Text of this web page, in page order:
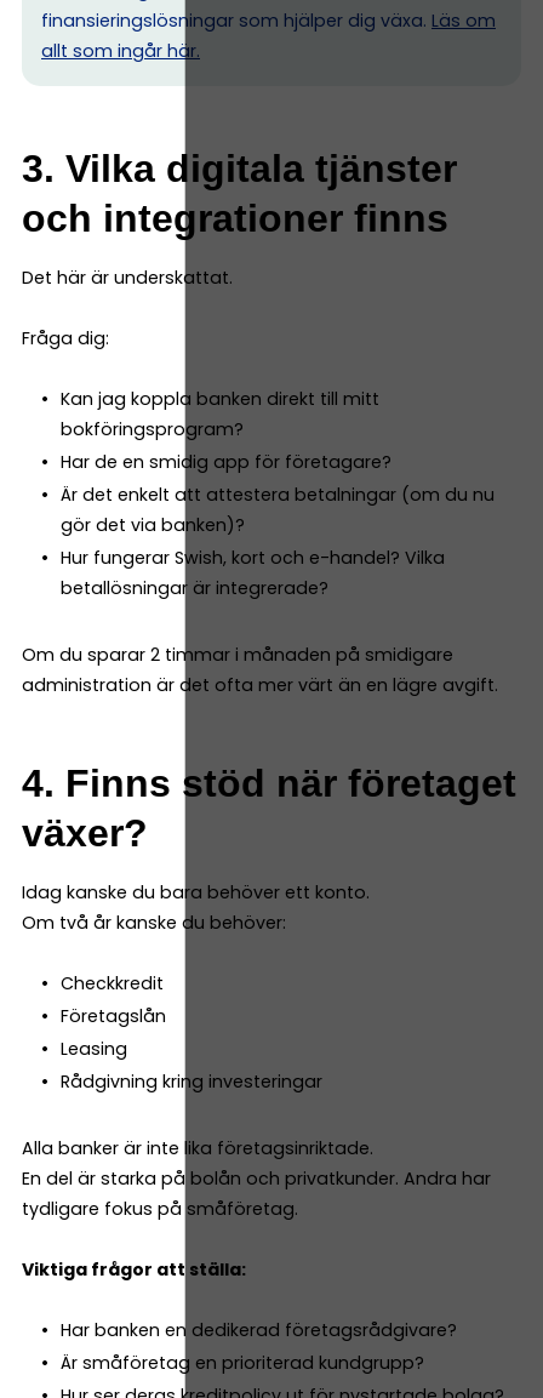
finansieringslösningar som hjälper dig växa. Läs om
allt som ingår här.
3. Vilka digitala tjänster
och integrationer finns
Det här är underskattat.
Fråga dig:
Kan jag koppla banken direkt till mitt
bokföringsprogram?
Har de en smidig app för företagare?
Är det enkelt att attestera betalningar (om du nu
gör det via banken)?
Hur fungerar Swish, kort och e-handel? Vilka
betallösningar är integrerade?
Om du sparar 2 timmar i månaden på smidigare
administration är det ofta mer värt än en lägre avgift.
4. Finns stöd när företaget
växer?
Idag kanske du bara behöver ett konto.
Om två år kanske du behöver:
Checkkredit
Företagslån
Leasing
Rådgivning kring investeringar
Alla banker är inte lika företagsinriktade.
En del är starka på bolån och privatkunder. Andra har
tydligare fokus på småföretag.
Viktiga frågor att ställa:
Har banken en dedikerad företagsrådgivare?
Är småföretag en prioriterad kundgrupp?